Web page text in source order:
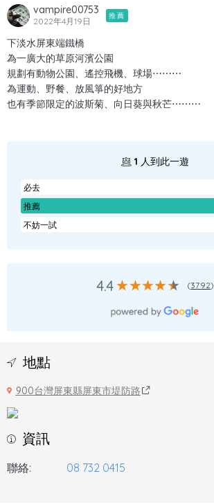
vampire00753
2022年4月19日
推薦
下淡水屏東端鐵橋
為一廣大的草原河濱公園
規劃有動物公園、遙控飛機、球場⋯⋯⋯
為運動、野餐、放風箏的好地方
也有季節限定的波斯菊、向日葵與秋芒⋯⋯⋯
1 人到此一遊
必去
推薦
不妨一試
4.4 (3792)
地點
900台灣屏東縣屏東市堤防路
資訊
聯絡: 08 732 0415